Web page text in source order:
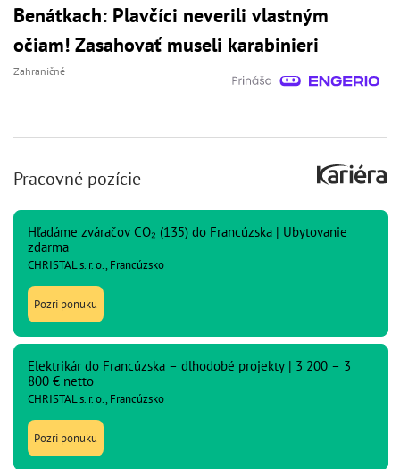
Benátkach: Plavčíci neverili vlastným
očiam! Zasahovať museli karabinieri
Zahraničné
Pracovné pozície
Hľadáme zváračov CO₂ (135) do Francúzska | Ubytovanie
zdarma
CHRISTAL s. r. o., Francúzsko
Pozri ponuku
Elektrikár do Francúzska – dlhodobé projekty | 3 200 – 3
800 € netto
CHRISTAL s. r. o., Francúzsko
Pozri ponuku